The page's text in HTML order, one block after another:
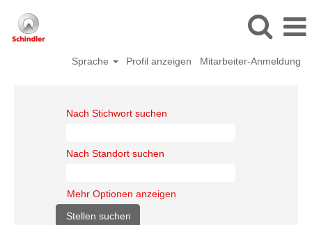
Sprache Profil anzeigen Mitarbeiter-Anmeldung
Nach Stichwort suchen
Nach Standort suchen
Mehr Optionen anzeigen